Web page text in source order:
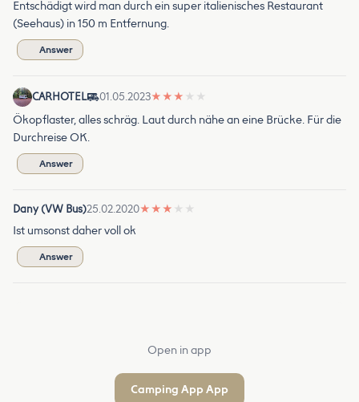
Entschädigt wird man durch ein super italienisches Restaurant
(Seehaus) in 150 m Entfernung.
Answer
CARHOTEL 01.05.2023★ ★ ★ ★ ★
Ökopflaster, alles schräg. Laut durch nähe an eine Brücke. Für die
Durchreise OK.
Answer
Dany (VW Bus)25.02.2020★ ★ ★ ★ ★
Ist umsonst daher voll ok
Answer
Open in app
Camping App App